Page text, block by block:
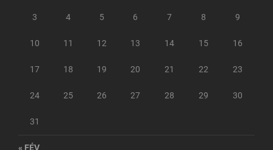
3 4 5 6 7 8 9
10 11 12 13 14 15 16
17 18 19 20 21 22 23
24 25 26 27 28 29 30
31
« FÉV